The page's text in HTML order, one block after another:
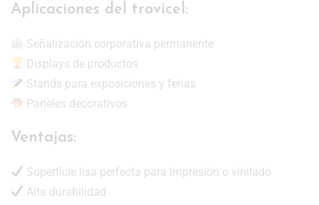
Aplicaciones del trovicel:
Señalización corporativa permanente
Displays de productos
Stands para exposiciones y ferias
Paneles decorativos
Ventajas:
Superficie lisa perfecta para impresión o vinilado
Alta durabilidad